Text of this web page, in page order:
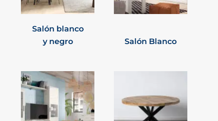
Salón blanco
y negro
Salón Blanco